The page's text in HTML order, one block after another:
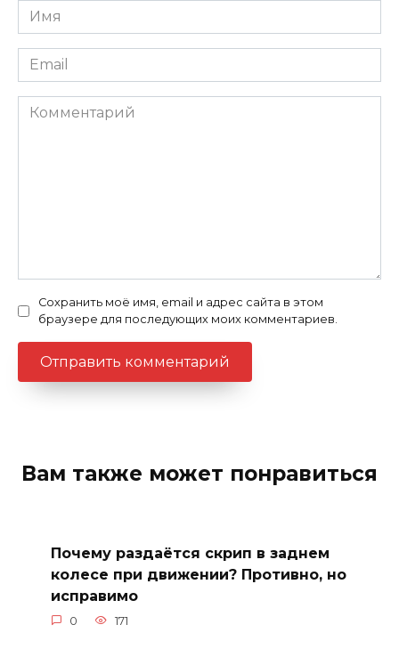
Имя
Email
Комментарий
Сохранить моё имя, email и адрес сайта в этом
браузере для последующих моих комментариев.
Вам также может понравиться
Почему раздаётся скрип в заднем
колесе при движении? Противно, но
исправимо
0 171